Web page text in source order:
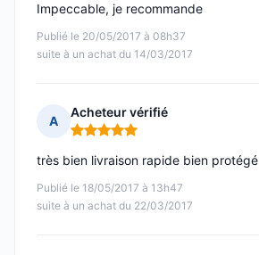
Publié le 20/05/2017 à 08h37
suite à un achat du 14/03/2017
Impeccable, je recommande
A
Acheteur vérifié
Note : 5 sur 5
Publié le 18/05/2017 à 13h47
suite à un achat du 22/03/2017
très bien livraison rapide bien protégé